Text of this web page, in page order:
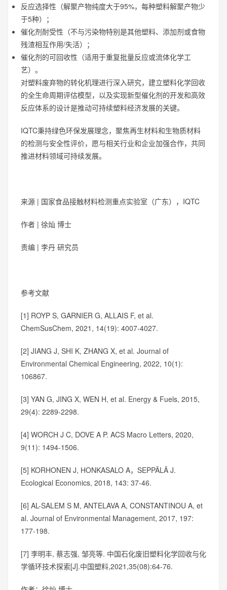
反应选择性（解聚产物纯度大于95%，每种塑料解聚产物少
于5种）；
催化剂耐受性（不与污染物特别是其他塑料、添加剂或食物
残渣相互作用/失活）；
催化剂的可回收性（适用于重复批量反应或流体化学工
艺）。
对塑料废弃物的转化机理进行深入研究，建立塑料化学回收
的全生命周期评估模型，以及实现新型催化剂的开发和高效
反应体系的设计是推动可持续塑料经济发展的关键。
IQTC秉持绿色环保发展理念，聚焦再生材料和生物质材料
的检测与安全性评价，愿与相关行业和企业加强合作，共同
推进材料领域可持续发展。
来源 | 国家食品接触材料检测重点实验室（广东），IQTC
作者 | 徐灿 博士
责编 | 李丹 研究员
参考文献
[1] ROYP S, GARNIER G, ALLAIS F, et al.
ChemSusChem, 2021, 14(19): 4007-4027.
[2] JIANG J, SHI K, ZHANG X, et al. Journal of
Environmental Chemical Engineering, 2022, 10(1):
106867.
[3] YAN G, JING X, WEN H, et al. Energy & Fuels, 2015,
29(4): 2289-2298.
[4] WORCH J C, DOVE A P. ACS Macro Letters, 2020,
9(11): 1494-1506.
[5] KORHONEN J, HONKASALO A，SEPPÄLÄ J.
Ecological Economics, 2018, 143: 37-46.
[6] AL-SALEM S M, ANTELAVA A, CONSTANTINOU A, et
al. Journal of Environmental Management, 2017, 197:
177-198.
[7] 李明丰, 蔡志强, 邹亮等. 中国石化废旧塑料化学回收与化
学循环技术探索[J].中国塑料,2021,35(08):64-76.